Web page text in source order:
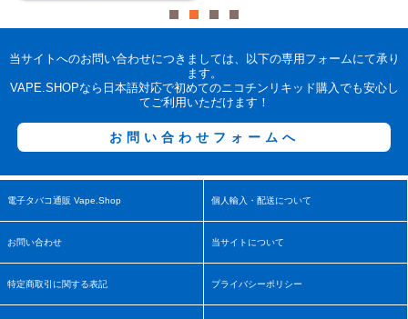
当サイトへのお問い合わせにつきましては、以下の専用フォームにて承り
ます。
VAPE.SHOPなら日本語対応で初めてのニコチンリキッド購入でも安心し
てご利用いただけます！
お問い合わせフォームへ
電子タバコ通販 Vape.Shop 個人輸入・配送について
お問い合わせ 当サイトについて
特定商取引に関する表記 プライバシーポリシー